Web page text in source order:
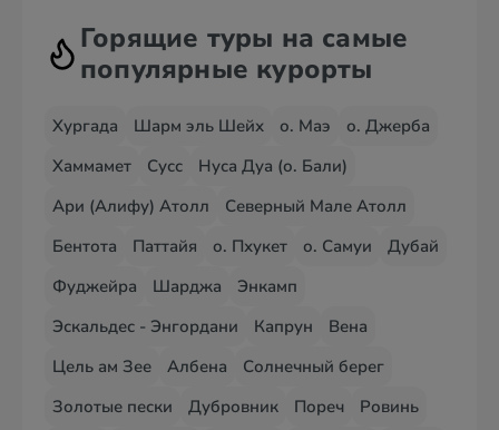
Горящие туры на самые
популярные курорты
Хургада Шарм эль Шейх о. Маэ
о. Джерба
Хаммамет
Сусс
Нуса Дуа (о. Бали)
Ари (Алифу) Атолл
Северный Мале Атолл
Бентота
Паттайя о. Пхукет о. Самуи
Дубай
Фуджейра
Шарджа
Энкамп
Эскальдес - Энгордани
Капрун
Вена
Цель ам Зее
Албена
Солнечный берег
Золотые пески
Дубровник Пореч
Ровинь